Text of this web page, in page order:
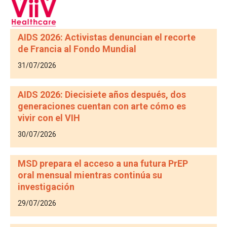
AIDS 2026: Activistas denuncian el recorte
de Francia al Fondo Mundial
31/07/2026
AIDS 2026: Diecisiete años después, dos
generaciones cuentan con arte cómo es
vivir con el VIH
30/07/2026
MSD prepara el acceso a una futura PrEP
oral mensual mientras continúa su
investigación
29/07/2026